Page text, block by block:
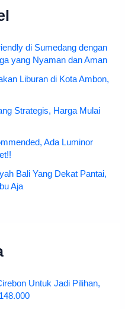
di Sumedang dengan
yang Nyaman dan Aman
Liburan di Kota Ambon,
Strategis, Harga Mulai
Ada Luminor
Bali Yang Dekat Pantai,
Aja
Untuk Jadi Pilihan,